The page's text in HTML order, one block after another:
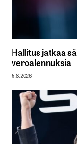
Hallitus jatkaa
veroalennuksia
5.8.2026